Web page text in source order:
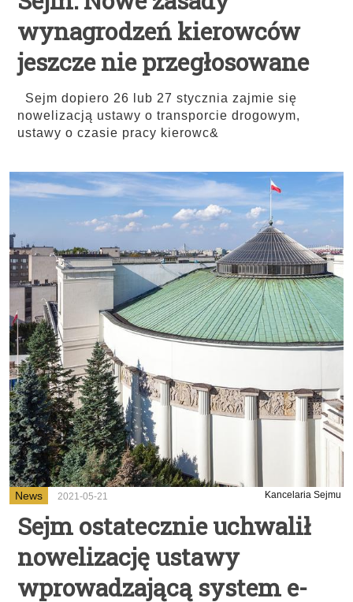
wynagrodzeń kierowców
jeszcze nie przegłosowane
Sejm dopiero 26 lub 27 stycznia zajmie się
nowelizacją ustawy o transporcie drogowym,
ustawy o czasie pracy kierowc&
News 2021-05-21 Kancelaria Sejmu
Sejm ostatecznie uchwalił
nowelizację ustawy
wprowadzającą system e-